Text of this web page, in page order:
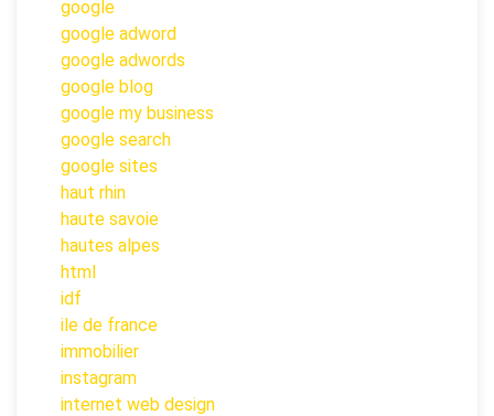
google
google adword
google adwords
google blog
google my business
google search
google sites
haut rhin
haute savoie
hautes alpes
html
idf
ile de france
immobilier
instagram
internet web design